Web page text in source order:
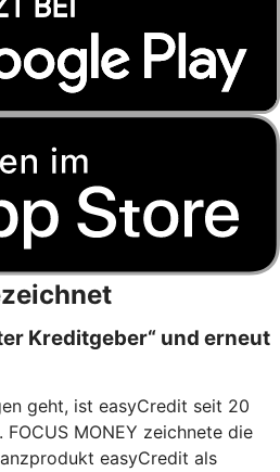
Kreditgeber“ und erneut
geht, ist easyCredit seit 20
MONEY zeichnete die
easyCredit als